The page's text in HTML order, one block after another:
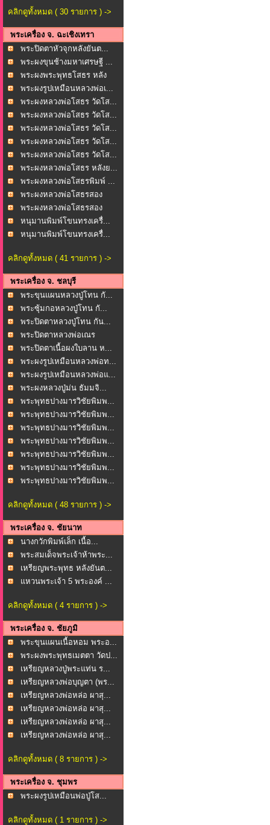
คลิกดูทั้งหมด ( 30 รายการ ) ->
พระเครื่อง จ. ฉะเชิงเทรา
พระปิดตาหัวจุกหลังยันต...
พระผงขุนช้างมหาเศรษฐี ...
พระผงพระพุทธโสธร หลัง
ย...
พระผงรูปเหมือนหลวงพ่อเ...
พระผงหลวงพ่อโสธร วัดโส...
พระผงหลวงพ่อโสธร วัดโส...
พระผงหลวงพ่อโสธร วัดโส...
พระผงหลวงพ่อโสธร วัดโส...
พระผงหลวงพ่อโสธร วัดโส...
พระผงหลวงพ่อโสธร หลังย...
พระผงหลวงพ่อโสธรพิมพ์ ...
พระผงหลวงพ่อโสธรสอง
หน้...พระผงหลวงพ่อโสธรสอง
หน้...หนุมานพิมพ์โขนทรงเครื่...
หนุมานพิมพ์โขนทรงเครื่...
คลิกดูทั้งหมด ( 41 รายการ ) ->
พระเครื่อง จ. ชลบุรี
พระขุนแผนหลวงปู่โทน กั...
พระซุ้มกอหลวงปู่โทน กั...
พระปิดตาหลวงปู่โทน กัน...
พระปิดตาหลวงพ่อเณร
โพธ...พระปิดตาเนื้อผงใบลาน ห...
พระผงรูปเหมือนหลวงพ่อท...
พระผงรูปเหมือนหลวงพ่อแ...
พระผงหลวงปู่ม่น ธัมมจิ...
พระพุทธปางมารวิชัยพิมพ...
พระพุทธปางมารวิชัยพิมพ...
พระพุทธปางมารวิชัยพิมพ...
พระพุทธปางมารวิชัยพิมพ...
พระพุทธปางมารวิชัยพิมพ...
พระพุทธปางมารวิชัยพิมพ...
พระพุทธปางมารวิชัยพิมพ...
คลิกดูทั้งหมด ( 48 รายการ ) ->
พระเครื่อง จ. ชัยนาท
นางกวักพิมพ์เล็ก เนื้อ...
พระสมเด็จพระเจ้าห้าพระ...
เหรียญพระพุทธ หลังยันต...
แหวนพระเจ้า 5 พระองค์ ...
คลิกดูทั้งหมด ( 4 รายการ ) ->
พระเครื่อง จ. ชัยภูมิ
พระขุนแผนเนื้อหอม พระอ...
พระผงพระพุทธเมตตา วัดป...
เหรียญหลวงปู่พระแท่น ร...
เหรียญหลวงพ่อบุญตา (พร...
เหรียญหลวงพ่อหล่อ ผาสุ...
เหรียญหลวงพ่อหล่อ ผาสุ...
เหรียญหลวงพ่อหล่อ ผาสุ...
เหรียญหลวงพ่อหล่อ ผาสุ...
คลิกดูทั้งหมด ( 8 รายการ ) ->
พระเครื่อง จ. ชุมพร
พระผงรูปเหมือนพ่อปู่โส...
คลิกดูทั้งหมด ( 1 รายการ ) ->